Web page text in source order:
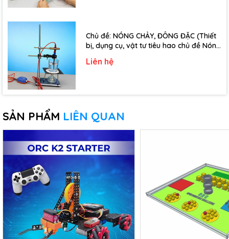
- Hệ thống điều khiển động cơ
- Cửa thông minh RFID
- Thiết bị cảnh báo chuyển động
- Mô hình nhà thông minh cơ bản
Thông số kỹ thuật
- 01 mạch lập trình Yolo UNO
- 01 đèn 4 LED RGB đa màu
- 01 màn hình LCD 1602
- 01 module điều khiển động cơ
- 01 module nút nhấn đôi
- 01 cảm biến nhiệt độ độ ẩm DHT20
- 01 cảm biến ánh sáng
Chủ đề: NÓNG CHẢY, ĐÔNG ĐẶC (Thiết
bị, dụng cụ, vật tư tiêu hao chủ đề Nóng
Liên hệ
SẢN PHẨM LIÊN QUAN